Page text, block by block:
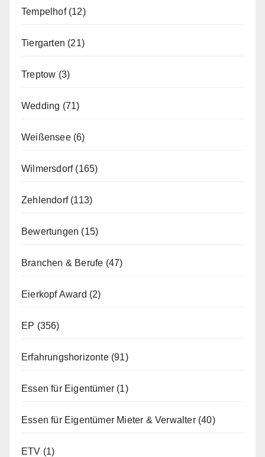
Tempelhof(12)
Tiergarten (21)
Treptow (3)
Wedding (71)
Weißensee(6)
Wilmersdorf(165)
Zehlendorf(113)
Bewertungen (15)
Branchen & Berufe (47)
Eierkopf Award (2)
EP (356)
Erfahrungshorizonte(91)
Essen für Eigentümer (1)
Essen für Eigentümer Mieter & Verwalter(40)
ETV (1)